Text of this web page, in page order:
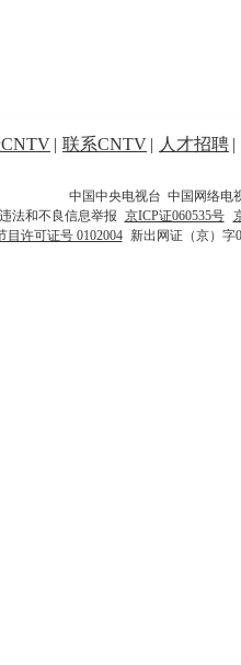
| 联系CNTV | 人才招聘 |
中国中央电视台 中国网络电
违法和不良信息举报 京ICP证060535号
目许可证号 0102004 新出网证（京）